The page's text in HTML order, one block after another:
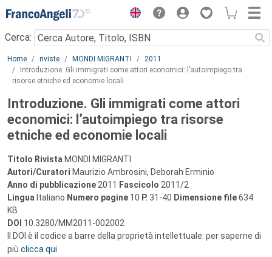
Menu
Cerca:
Main content
Home riviste MONDI MIGRANTI
2011
Introduzione. Gli immigrati come attori economici: l’autoimpiego tra
risorse etniche ed economie locali
Introduzione. Gli immigrati come attori
economici: l’autoimpiego tra risorse
etniche ed economie locali
Titolo Rivista MONDI MIGRANTI
Autori/Curatori Maurizio Ambrosini, Deborah Erminio
Anno di pubblicazione 2011 Fascicolo 2011/2
Lingua Italiano Numero pagine 10 P. 31-40 Dimensione file634
KB
DOI 10.3280/MM2011-002002
Il DOI è il codice a barre della proprietà intellettuale: per saperne di
più clicca qui